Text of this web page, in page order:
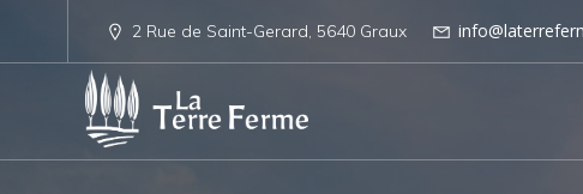
2 Rue de Saint-Gerard, 5640 Graux